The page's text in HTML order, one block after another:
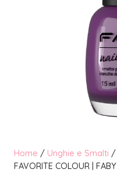
Home / Unghie e Smalti /
FAVORITE COLOUR | FABY